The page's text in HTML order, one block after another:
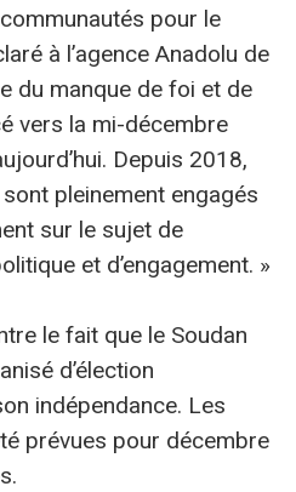
pour le
à l’agence Anadolu de
du manque de foi et de
vers la mi-décembre
Depuis 2018,
pleinement engagés
sur le sujet de
et d’engagement. »
le fait que le Soudan
d’élection
indépendance. Les
prévues pour décembre